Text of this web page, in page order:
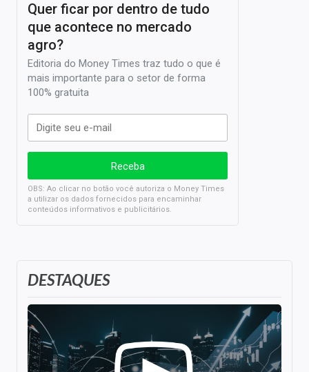
DESTAQUES
Quer ficar por dentro de tudo
que acontece no mercado
agro?
Editoria do Money Times traz tudo o que é
mais importante para o setor de forma
100% gratuita
OBS: Ao clicar no botão você autoriza o Money Times
a utilizar os dados fornecidos para encaminhar
conteúdos informativos e publicitários.